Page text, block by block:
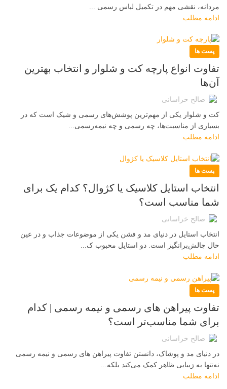
مردانه، نقشی مهم در تکمیل لباس رسمی ...
ادامه مطلب
پست ها
تفاوت انواع پارچه کت و شلوار و انتخاب بهترین
آن‌ها
صالح خراسانی
کت و شلوار یکی از مهم‌ترین پوشش‌های رسمی و شیک است که در
بسیاری از مناسبت‌ها، چه رسمی و چه نیمه‌رسمی...
ادامه مطلب
پست ها
انتخاب استایل کلاسیک یا کژوال؟ کدام یک برای
شما مناسب‌ است؟
صالح خراسانی
انتخاب استایل در دنیای مد و فشن یکی از موضوعات جذاب و در عین
حال چالش‌برانگیز است. دو استایل محبوب ک...
ادامه مطلب
پست ها
تفاوت پیراهن های رسمی و نیمه رسمی | کدام
برای شما مناسب‌تر است؟
صالح خراسانی
در دنیای مد و پوشاک، دانستن تفاوت پیراهن های رسمی و نیمه رسمی
نه‌تنها به زیبایی ظاهر کمک می‌کند بلکه...
ادامه مطلب